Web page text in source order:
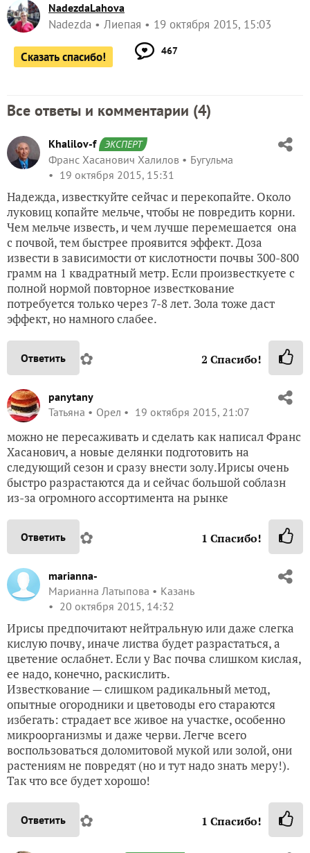
NadezdaLahova
Nadezda Лиепая 19 октября 2015, 15:03
Сказать спасибо! 467
Все ответы и комментарии (4)
Khalilov-f ЭКСПЕРТ
Франс Хасанович Халилов
Бугульма
19 октября 2015, 15:31
Надежда, известкуйте сейчас и перекопайте. Около
луковиц копайте мельче, чтобы не повредить корни.
Чем мельче известь, и чем лучше перемешается она
с почвой, тем быстрее проявится эффект. Доза
извести в зависимости от кислотности почвы 300-800
грамм на 1 квадратный метр. Если произвесткуете с
полной нормой повторное известкование
потребуется только через 7-8 лет. Зола тоже даст
эффект, но намного слабее.
Ответить ✿ 2 Спасибо!
panytany
Татьяна
Орел 19 октября 2015, 21:07
можно не пересаживать и сделать как написал Франс
Хасанович, а новые делянки подготовить на
следующий сезон и сразу внести золу.Ирисы очень
быстро разрастаются да и сейчас большой соблазн
из-за огромного ассортимента на рынке
Ответить ✿ 1 Спасибо!
marianna-
Марианна Латыпова
Казань
20 октября 2015, 14:32
Ирисы предпочитают нейтральную или даже слегка
кислую почву, иначе листва будет разрастаться, а
цветение ослабнет. Если у Вас почва слишком кислая,
ее надо, конечно, раскислить.
Известкование — слишком радикальный метод,
опытные огородники и цветоводы его стараются
избегать: страдает все живое на участке, особенно
микроорганизмы и даже черви. Легче всего
воспользоваться доломитовой мукой или золой, они
растениям не повредят (но и тут надо знать меру!).
Так что все будет хорошо!
Ответить ✿ 1 Спасибо!